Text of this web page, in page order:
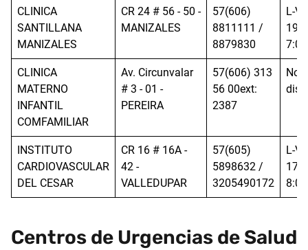
CLINICA
SANTILLANA
MANIZALES
CR 24 # 56 - 50 -
MANIZALES
57(606)
8811111 /
8879830
L-
CLINICA
MATERNO
INFANTIL
COMFAMILIAR
Av. Circunvalar
# 3 - 01 -
PEREIRA
57(606) 313
56 00ext:
2387
No
INSTITUTO
CARDIOVASCULAR
DEL CESAR
CR 16 # 16A -
42 -
VALLEDUPAR
57(605)
5898632 /
3205490172
L-
Centros de Urgencias de Salud